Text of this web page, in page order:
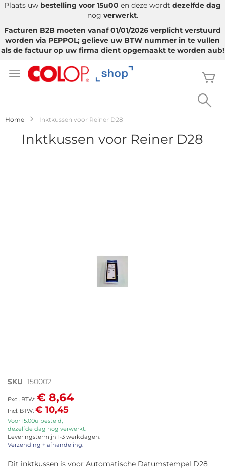
Plaats uw bestelling voor 15u00 en deze wordt dezelfde dag
nog verwerkt.
Facturen B2B moeten vanaf 01/01/2026 verplicht verstuurd
worden via PEPPOL; gelieve uw BTW nummer in te vullen
als de factuur op uw firma dient opgemaakt te worden aub!
naar
Home Inktkussen voor Reiner D28
Inktkussen voor Reiner D28
Ga
het
begin
van
de
afbeeldingen-
SKU 150002
€ 10,45
€ 8,64
Voor 15.00u besteld,
dezelfde dag nog verwerkt.
Leveringstermijn 1-3 werkdagen.
Verzending + afhandeling.
Dit inktkussen is voor Automatische Datumstempel D28